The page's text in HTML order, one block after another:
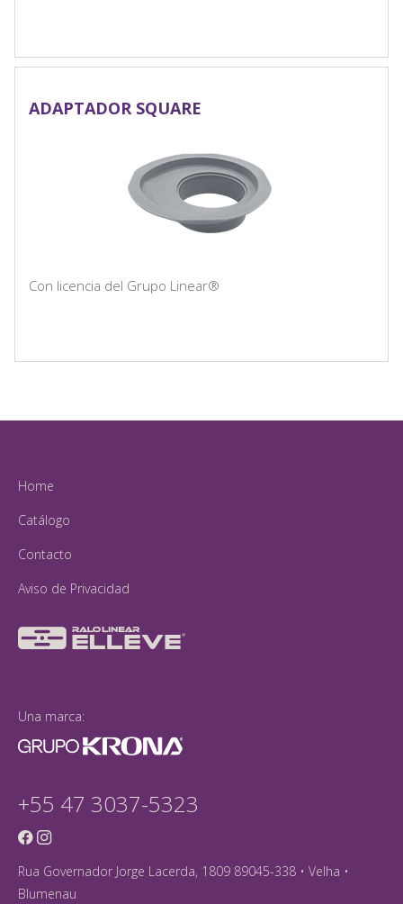
ADAPTADOR SQUARE
Con licencia del Grupo Linear®
Home
Catálogo
Contacto
Aviso de Privacidad
Una marca:
+55 47 3037-5323
Rua Governador Jorge Lacerda, 1809 89045-338 • Velha •
Blumenau